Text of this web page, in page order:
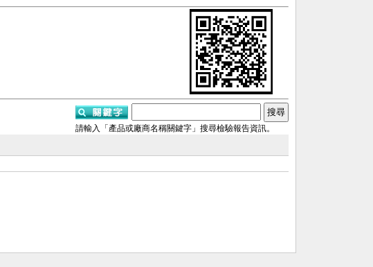
請輸入「產品或廠商名稱關鍵字」搜尋檢驗報告資訊。